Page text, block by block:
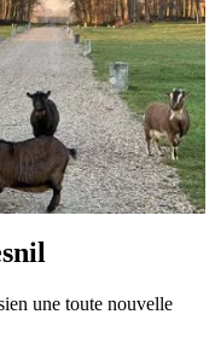
une toute nouvelle